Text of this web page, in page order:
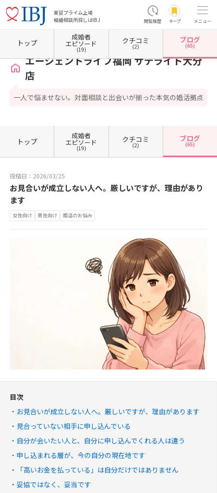
東証プライム上場
結婚相談所探しはIBJ
閲覧履歴 キープ メニュー
ホーム 大分県の結婚相談所 大分県大分市 エージェントライフ福岡 サテライト大分店
エージェントライフ福岡 サテライト大分
店
一人で悩ませない。対面相談と出会いが揃った本気の婚活拠点
トップ
成婚者
エピソード
(19)
クチコミ
(2)
ブログ
(65)
トップ
成婚者
エピソード
(19)
クチコミ
(2)
ブログ
(65)
投稿日：2026/03/25
お見合いが成立しない人へ。厳しいですが、理由があり
ます
女性向け 男性向け 婚活のお悩み
目次
お見合いが成立しない人へ。厳しいですが、理由があります
見合っていない相手に申し込んでいる
自分が会いたい人と、自分に申し込んでくれる人は違う
申し込まれる層が、今の自分の現在地です
「高いお金を払っている」は自分だけではありません
妥協ではなく、妥当です